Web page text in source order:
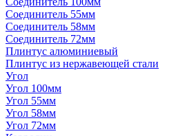
Соединитель 55мм
Соединитель 58мм
Соединитель 72мм
Плинтус алюминиевый
Плинтус из нержавеющей стали
Угол
Угол 100мм
Угол 55мм
Угол 58мм
Угол 72мм